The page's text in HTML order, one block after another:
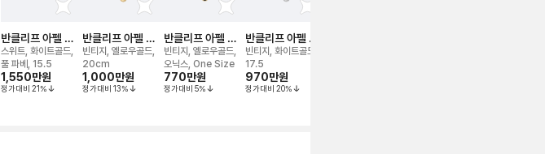
반클리프 아펠 알
함브라 다이아 6모
티브 브레이슬릿
스위트, 화이트골드,
풀 파베, 15.5
1,550만원
정가대비 21%
반클리프 아펠 알
함브라 기요세 5모
티브 브레이슬릿
빈티지, 옐로우골드,
20cm
1,000만원
정가대비 13%
반클리프 아펠 알
함브라 5모티브 브
레이슬릿
빈티지, 옐로우골드,
오닉스, One Size
770만원
정가대비 5%
반클리프 아펠 알
함브라 기요세 5모
티브 브레이슬릿
빈티지, 화이트골드,
17.5
970만원
정가대비 20%